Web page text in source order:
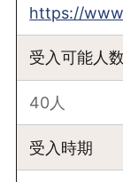
https://
受入可能人数
40人
受入時期